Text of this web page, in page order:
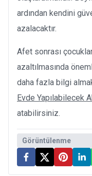
ardından kendini
azalacaktır.
Afet sonrası
azaltılmasında
daha fazla bilgi
Evde Yapılabilecek
atabilirsiniz.
Görüntülenme